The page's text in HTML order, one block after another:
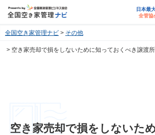
日本最
全管協
全国空き家管理ナビ その他
空き家売却で損をしないために知っておくべき譲渡
空き家売却で損をしないた